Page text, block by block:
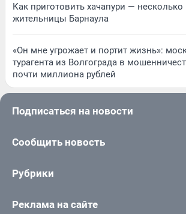
Как приготовить хачапури — несколько
жительницы Барнаула
«Он мне угрожает и портит жизнь»:
турагента из Волгограда в
почти миллиона рублей
Подписаться на новости
Сообщить новость
Рубрики
Реклама на сайте